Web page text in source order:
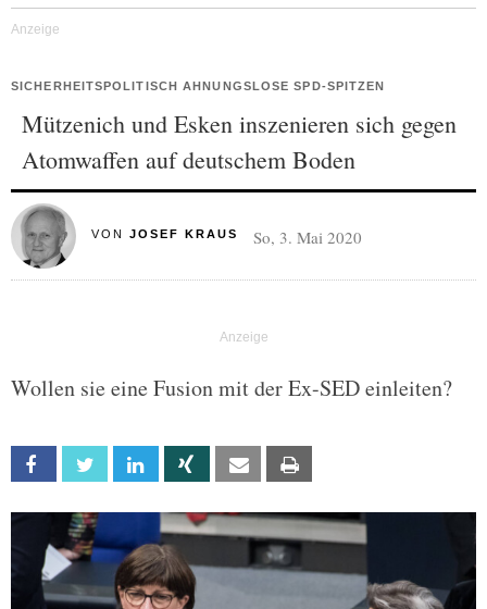
SICHERHEITSPOLITISCH AHNUNGSLOSE SPD-SPITZEN
Mützenich und Esken inszenieren sich gegen
Atomwaffen auf deutschem Boden
VON JOSEF KRAUS So, 3. Mai 2020
Wollen sie eine Fusion mit der Ex-SED einleiten?
Facebook Twitter Linkedin Xing Email